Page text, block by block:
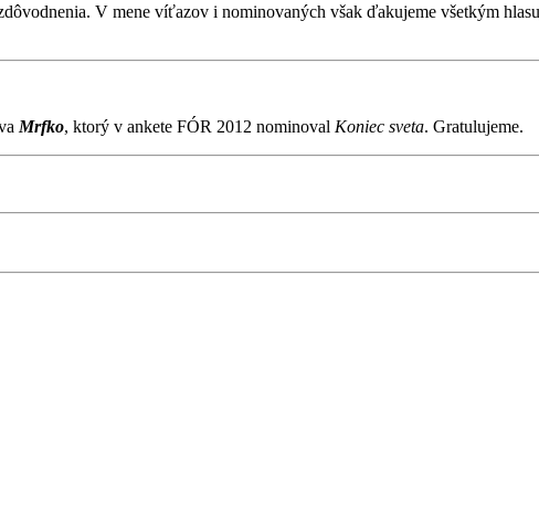
V mene víťazov i nominovaných však ďakujeme všetkým
Mrfko, ktorý v ankete FÓR 2012 nominoval Koniec sveta. Gratulujeme.